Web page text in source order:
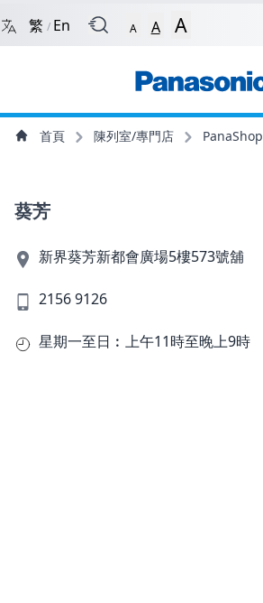
回到首頁 跳到捷徑選項
繁 / En A A A
主導航選單
主內容 首頁 陳列室/專門店 PanaShop
葵芳
新界葵芳新都會廣場5樓573號舖
2156 9126
星期一至日︰上午11時至晚上9時